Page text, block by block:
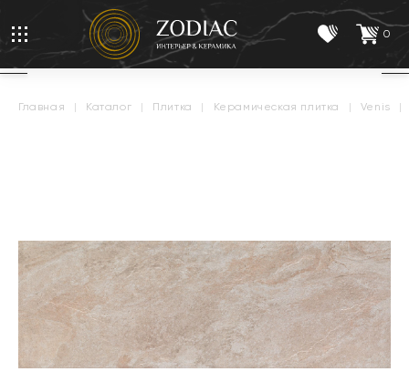
0
главная | каталог | плитка | керамическая плитка | venis |